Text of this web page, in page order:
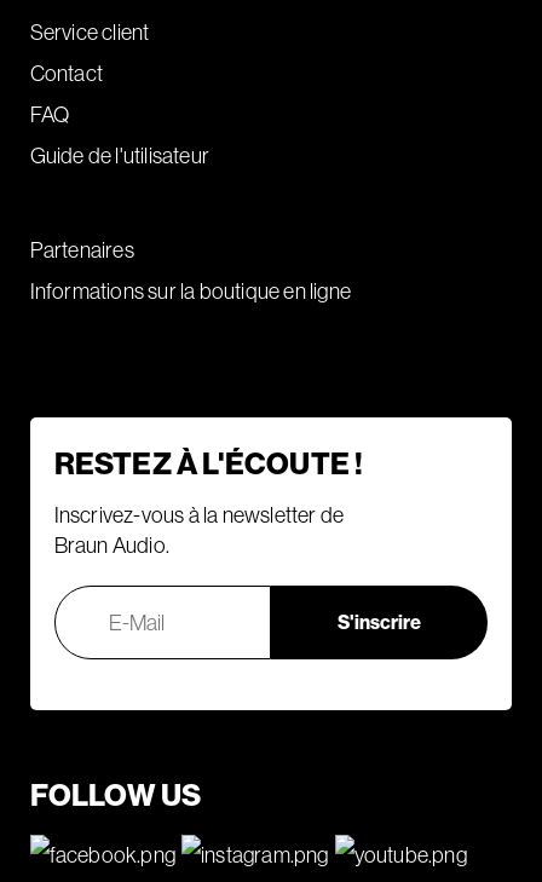
Service client
Contact
FAQ
Guide de l'utilisateur
Partenaires
Informations sur la boutique en ligne
RESTEZ À L'ÉCOUTE !
Inscrivez-vous à la newsletter de
Braun Audio.
FOLLOW US